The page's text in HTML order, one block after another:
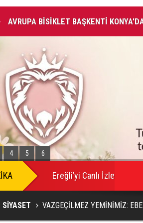
BAŞKAN ALTAY: “GENÇ KOMEK VE
BİRLİKTE GEÇİRİYOR”
4 5 6
Ereğli’yi Canlı İzle
SİYASET VAZGEÇİLMEZ YEMİNİMİZ: